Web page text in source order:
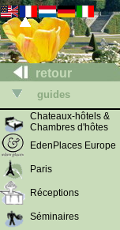
retour
guides
Chateaux-hôtels &
Chambres d'hôtes
EdenPlaces Europe
Paris
Réceptions
Séminaires